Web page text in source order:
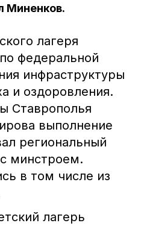
Миненков.
лагеря
федеральной
инфраструктуры
и оздоровления.
Ставрополья
выполнение
региональный
минстроем.
в том числе из
лагерь